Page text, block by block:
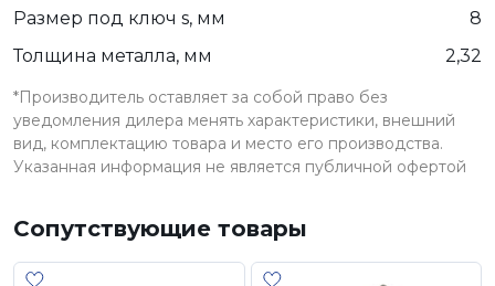
Размер под ключ s, мм
8
Толщина металла, мм
2,32
*Производитель оставляет за собой право без
уведомления дилера менять характеристики, внешний
вид, комплектацию товара и место его производства.
Указанная информация не является публичной офертой
Сопутствующие товары